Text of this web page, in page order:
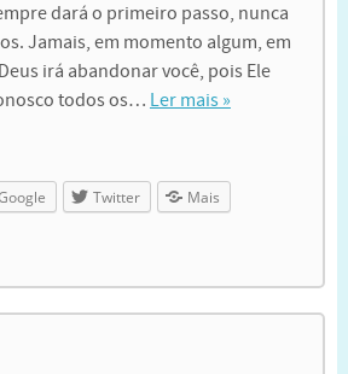
dará o primeiro passo, nunca
Jamais, em momento algum, em
irá abandonar você, pois Ele
todos os… Ler mais »
Twitter Mais